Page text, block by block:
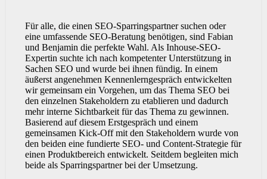
Für alle, die einen SEO-Sparringspartner suchen oder
eine umfassende SEO-Beratung benötigen, sind Fabian
und Benjamin die perfekte Wahl. Als Inhouse-SEO-
Expertin suchte ich nach kompetenter Unterstützung in
Sachen SEO und wurde bei ihnen fündig. In einem
äußerst angenehmen Kennenlerngespräch entwickelten
wir gemeinsam ein Vorgehen, um das Thema SEO bei
den einzelnen Stakeholdern zu etablieren und dadurch
mehr interne Sichtbarkeit für das Thema zu gewinnen.
Basierend auf diesem Erstgespräch und einem
gemeinsamen Kick-Off mit den Stakeholdern wurde von
den beiden eine fundierte SEO- und Content-Strategie für
einen Produktbereich entwickelt. Seitdem begleiten mich
beide als Sparringspartner bei der Umsetzung.